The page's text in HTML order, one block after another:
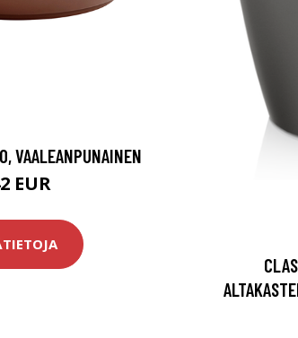
VAALEANPUNAINEN
EUR